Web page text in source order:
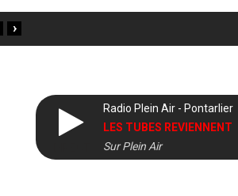
›
Radio Plein Air - Pontarlier
LES TUBES REVIENNENT
Sur Plein Air